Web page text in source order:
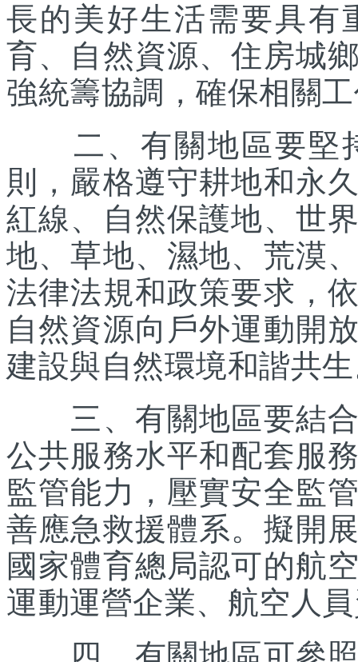
長的美好生活需要具有
育、自然資源、住房城
強統籌協調，確保相關
二、有關地區要堅
則，嚴格遵守耕地和永
紅線、自然保護地、世
地、草地、濕地、荒漠
法律法規和政策要求，
自然資源向戶外運動開
建設與自然環境和諧共
三、有關地區要結合
公共服務水平和配套服
監管能力，壓實安全監
善應急救援體系。擬開
國家體育總局認可的航
運動運營企業、航空人
四、有關地區可參照